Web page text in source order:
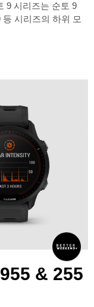
9 시리즈는 순토 9
시리즈의 하위 모
& 255